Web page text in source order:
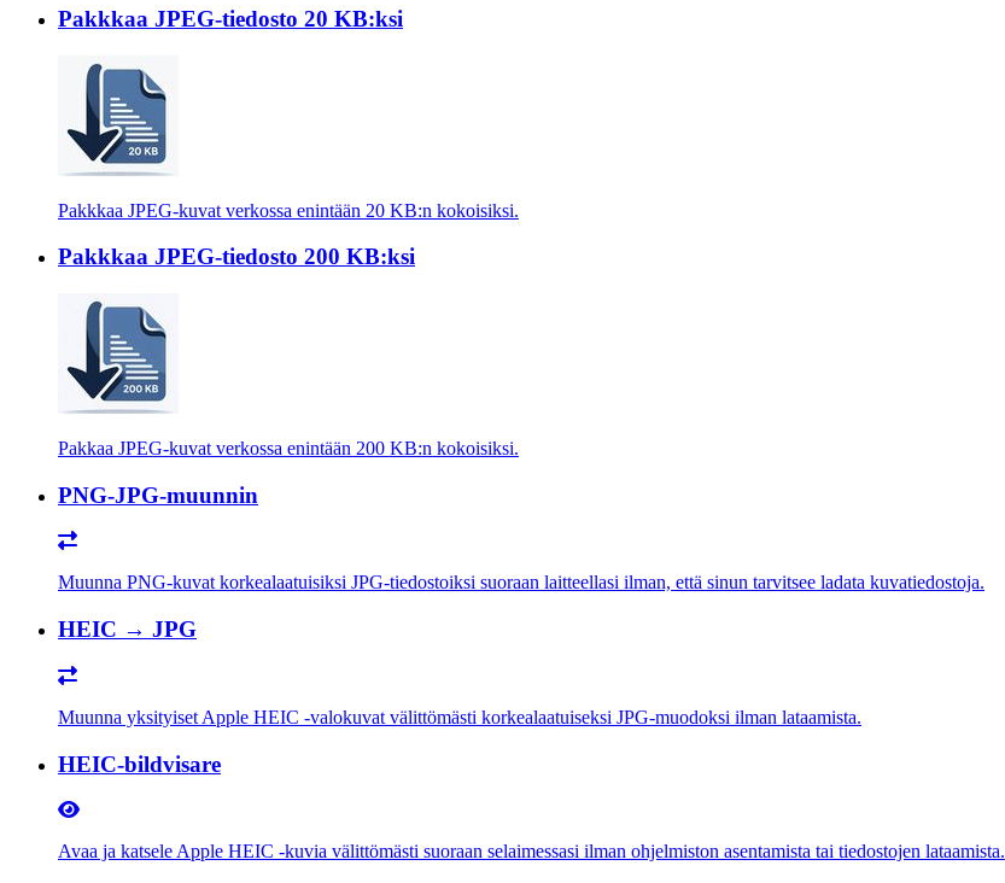
Pakkkaa JPEG-tiedosto 20 KB:ksi
Pakkkaa JPEG-kuvat verkossa enintään 20 KB:n kokoisiksi.
Pakkkaa JPEG-tiedosto 200 KB:ksi
Pakkaa JPEG-kuvat verkossa enintään 200 KB:n kokoisiksi.
PNG-JPG-muunnin
Muunna PNG-kuvat korkealaatuisiksi JPG-tiedostoiksi suoraan laitteellasi ilman, että sinun tarvitsee ladata kuvatiedostoja.
HEIC → JPG
Muunna yksityiset Apple HEIC -valokuvat välittömästi korkealaatuiseksi JPG-muodoksi ilman lataamista.
HEIC-bildvisare
Avaa ja katsele Apple HEIC -kuvia välittömästi suoraan selaimessasi ilman ohjelmiston asentamista tai tiedostojen lataamista.